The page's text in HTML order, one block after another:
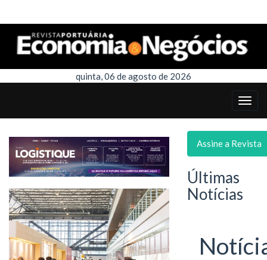
quinta, 06 de agosto de 2026
Assine a Revista
Últimas
Notícias